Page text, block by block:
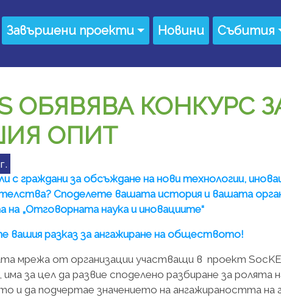
Завършени проекти Новини Събития
ОБЯВЯВА КОНКУРС
ОПИТ
с граждани за обсъждане на нови технологии,
Споделете вашата история и вашата
„Отговорната наука и иновациите“
вашия разказ за ангажиране на обществото!
мрежа от организации участващи в проект
има за цел да развие споделено разбиране за
и да подчертае значението на ангажираността на